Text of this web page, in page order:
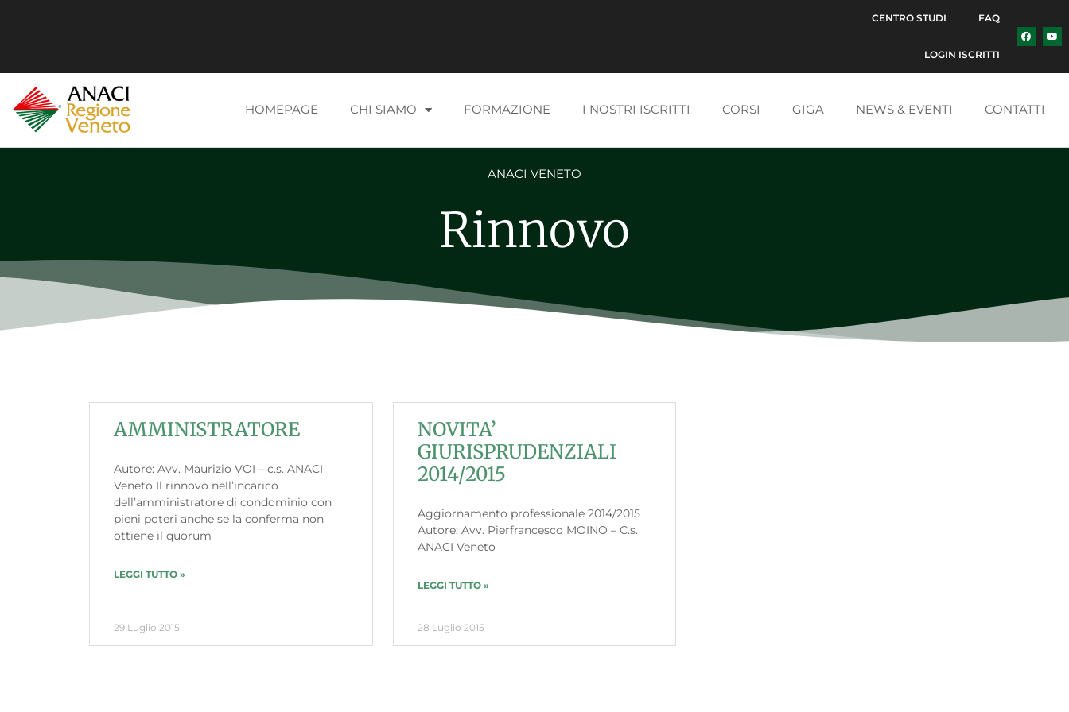
CENTRO STUDI FAQ
LOGIN ISCRITTI
HOMEPAGE CHI SIAMO FORMAZIONE I NOSTRI ISCRITTI CORSI GIGA NEWS & EVENTI CONTATTI
ANACI VENETO
Rinnovo
AMMINISTRATORE
Autore: Avv. Maurizio VOI – c.s. ANACI
Veneto Il rinnovo nell’incarico
dell’amministratore di condominio con
pieni poteri anche se la conferma non
ottiene il quorum
LEGGI TUTTO »
29 Luglio 2015
NOVITA’
GIURISPRUDENZIALI
2014/2015
Aggiornamento professionale 2014/2015
Autore: Avv. Pierfrancesco MOINO – C.s.
ANACI Veneto
LEGGI TUTTO »
28 Luglio 2015